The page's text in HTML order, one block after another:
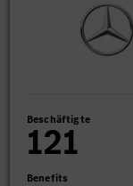
Beschäftigte
121
Benefits